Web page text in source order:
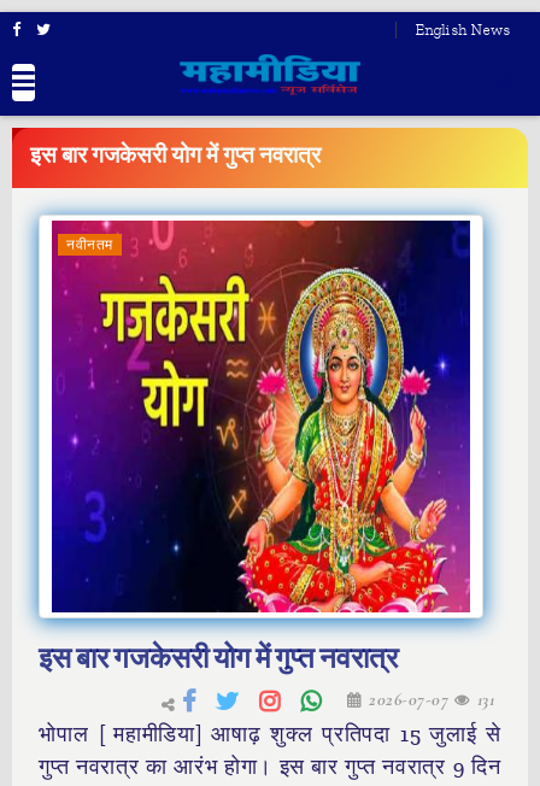
English News
BREAKINGNEWS
इस बार गजकेसरी योग में गुप्त नवरात्र
नवीनतम
इस बार गजकेसरी योग में गुप्त नवरात्र
2026-07-07 131
भोपाल [ महामीडिया] आषाढ़ शुक्ल प्रतिपदा 15 जुलाई से
गुप्त नवरात्र का आरंभ होगा। इस बार गुप्त नवरात्र 9 दिन